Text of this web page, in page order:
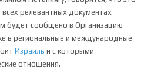
релевантных документах
будет сообщено в Организацию
в региональные и международные
Израиль и с которыми
отношения.